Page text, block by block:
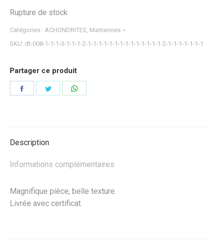
Rupture de stock
Catégories : ACHONDRITES Martiennes
SKU: dt-008-1-1-1-3-1-1-1-2-1-1-1-1-1-1-1-1-1-1-1-1-1-1-2-1-1-1-1-1-1-1
Partager ce produit
Partager Partager
Description
Informations complémentaires
Magnifique pièce, belle texture.
Livrée avec certificat.